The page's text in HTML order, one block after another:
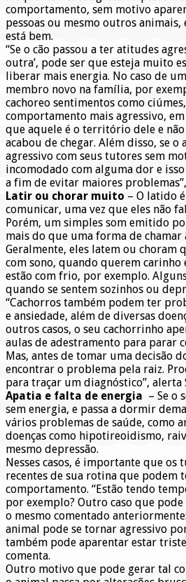
comportamento, sem motivo
pessoas ou mesmo outros
está bem.
“Se o cão passou a ter atitudes
outra’, pode ser que esteja muito
liberar mais energia. No caso de
membro novo na família, por
cachoreo sentimentos como
comportamento mais agressivo,
que aquele é o território dele e
acabou de chegar. Além disso, se o
agressivo com seus tutores sem
incomodado com alguma dor e
a fim de evitar maiores
Latir ou chorar muito – O latido
comunicar, uma vez que eles não
Porém, um simples som emitido
mais do que uma forma de chamar
Geralmente, eles latem ou choram
com sono, quando querem carinho
estão com frio, por exemplo.
quando se sentem sozinhos ou
“Cachorros também podem ter
e ansiedade, além de diversas
outros casos, o seu cachorrinho
aulas de adestramento para parar
Mas, antes de tomar uma decisão
encontrar o problema pela raiz.
para traçar um diagnóstico”, alerta
Apatia e falta de energia – Se o
sem energia, e passa a dormir
vários problemas de saúde, como
doenças como hipotireoidismo,
mesmo depressão.
Nesses casos, é importante que os
recentes de sua rotina que podem
comportamento. “Estão tendo
por exemplo? Outro caso que
o mesmo comentado
animal pode se tornar agressivo
também pode aparentar estar
comenta.
Outro motivo que pode gerar tal